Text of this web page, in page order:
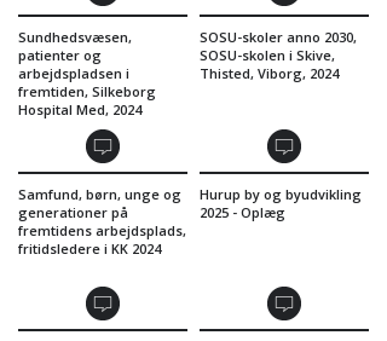
Sundhedsvæsen,
patienter og
arbejdspladsen i
fremtiden, Silkeborg
Hospital Med, 2024
SOSU-skoler anno 2030,
SOSU-skolen i Skive,
Thisted, Viborg, 2024
Samfund, børn, unge og
generationer på
fremtidens arbejdsplads,
fritidsledere i KK 2024
Hurup by og byudvikling
2025 - Oplæg